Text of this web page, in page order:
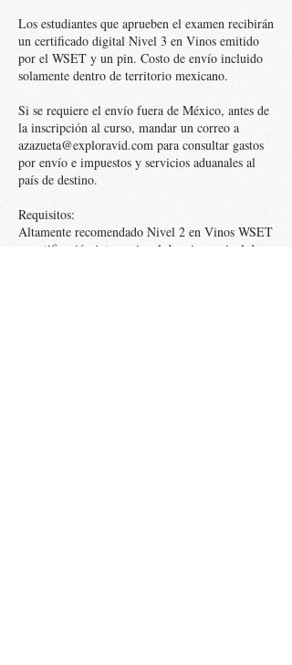
Los estudiantes que aprueben el examen recibirán
un certificado digital Nivel 3 en Vinos emitido
por el WSET y un pin. Costo de envío incluido
solamente dentro de territorio mexicano.
Si se requiere el envío fuera de México, antes de
la inscripción al curso, mandar un correo a
azazueta@exploravid.com para consultar gastos
por envío e impuestos y servicios aduanales al
país de destino.
Requisitos:
Altamente recomendado Nivel 2 en Vinos WSET
o certificación internacional de mismo nivel de